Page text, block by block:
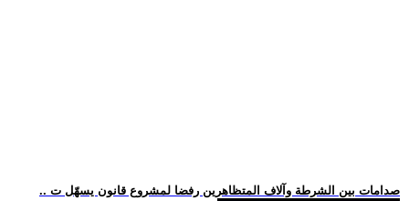
.. صدامات بين الشرطة وآلاف المتظاهرين رفضا لمشروع قانون يسهّل ت